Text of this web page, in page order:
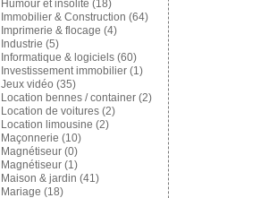
Humour et insolite (18)
Immobilier & Construction (64)
Imprimerie & flocage (4)
Industrie (5)
Informatique & logiciels(60)
Investissement immobilier(1)
Jeux vidéo (35)
Location bennes / container(2)
Location de voitures(2)
Location limousine (2)
Maçonnerie (10)
Magnétiseur(0)
Magnétiseur(1)
Maison & jardin (41)
Mariage (18)